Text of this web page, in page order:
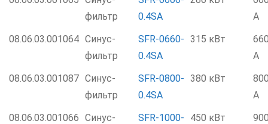
фильтр
0.4SA
А
08.06.03.001064 Синус-
фильтр
SFR-0660-
0.4SA
315 кВт
А
08.06.03.001087 Синус-
фильтр
SFR-0800-
0.4SA
380 кВт
А
08.06.03.001066 Синус-
SFR-1000-
450 кВт